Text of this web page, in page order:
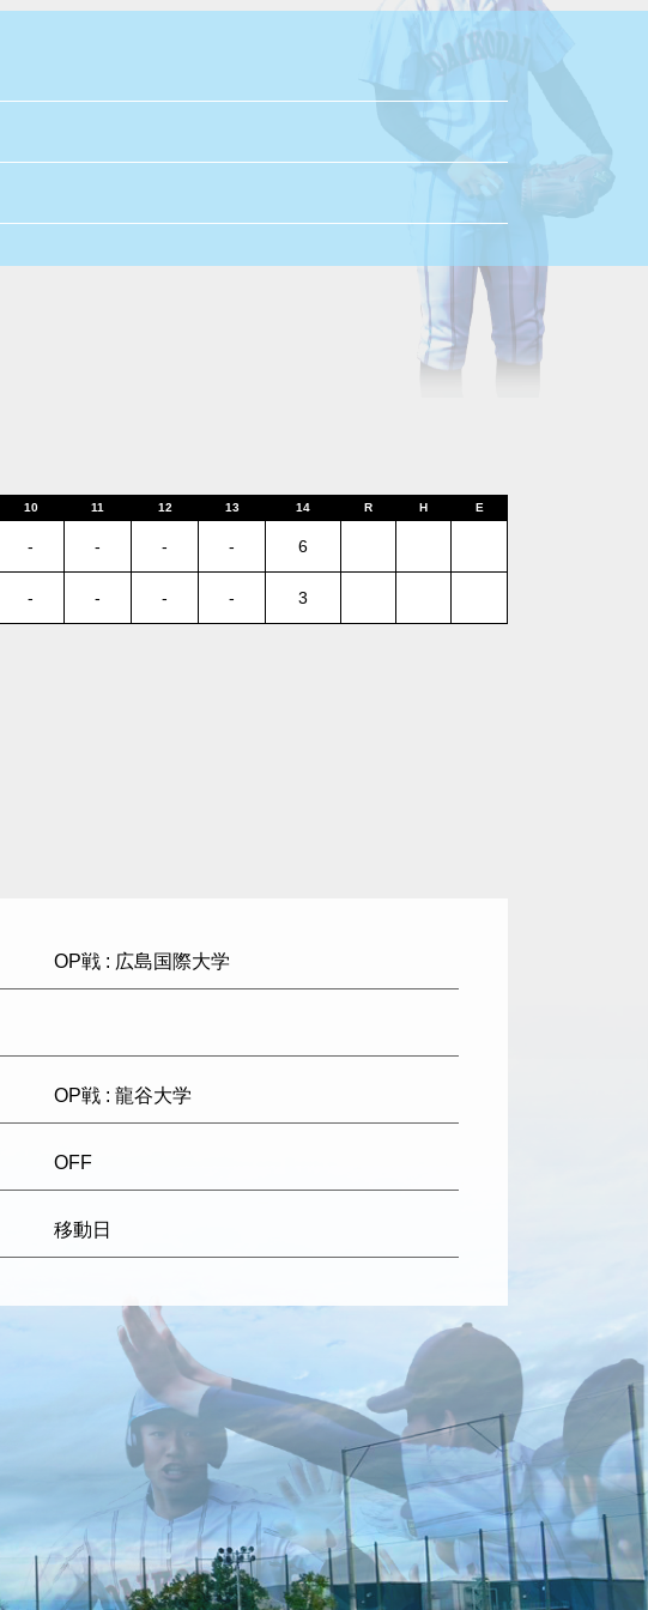
10 11 12 13 14 R H E
- - - - 6
- - - - 3
OP戦 : 広島国際大学
OP戦 : 龍谷大学
OFF
移動日